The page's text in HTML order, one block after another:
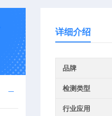
详细介绍
品牌
检测类型
行业应用